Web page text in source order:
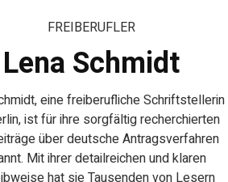
FREIBERUFLER
Lena Schmidt
eine freiberufliche Schriftstellerin
ist für ihre sorgfältig recherchierten
über deutsche Antragsverfahren
Mit ihrer detailreichen und klaren
hat sie Tausenden von Lesern